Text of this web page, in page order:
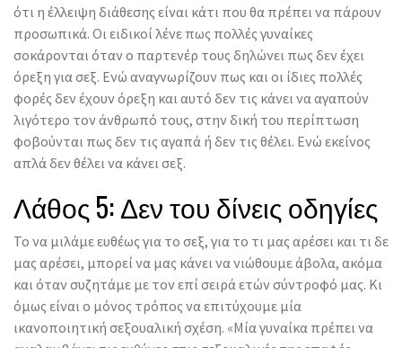
ότι η έλλειψη διάθεσης είναι κάτι που θα πρέπει να πάρουν
προσωπικά. Οι ειδικοί λένε πως πολλές γυναίκες
σοκάρονται όταν ο παρτενέρ τους δηλώνει πως δεν έχει
όρεξη για σεξ. Ενώ αναγνωρίζουν πως και οι ίδιες πολλές
φορές δεν έχουν όρεξη και αυτό δεν τις κάνει να αγαπούν
λιγότερο τον άνθρωπό τους, στην δική του περίπτωση
φοβούνται πως δεν τις αγαπά ή δεν τις θέλει. Ενώ εκείνος
απλά δεν θέλει να κάνει σεξ.
Λάθος 5: Δεν του δίνεις οδηγίες
Το να μιλάμε ευθέως για το σεξ, για το τι μας αρέσει και τι δε
μας αρέσει, μπορεί να μας κάνει να νιώθουμε άβολα, ακόμα
και όταν συζητάμε με τον επί σειρά ετών σύντροφό μας. Κι
όμως είναι ο μόνος τρόπος να επιτύχουμε μία
ικανοποιητική σεξουαλική σχέση. «Μία γυναίκα πρέπει να